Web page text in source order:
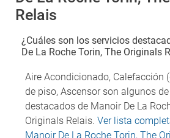
Relais
¿Cuáles son los servicios
De La Roche Torin, The Originals
Aire Acondicionado, Calefacción
de piso, Ascensor son algunos
destacados de Manoir De La
Originals Relais. Ver lista
Manoir De La Roche Torin, The